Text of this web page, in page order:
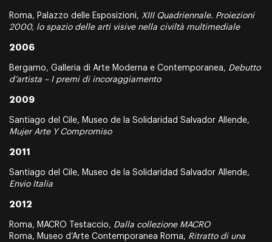
Roma, Palazzo delle Esposizioni, XIII Quadriennale. Proiezioni
2000, lo spazio delle arti visive nella civiltà multimediale
2006
Bergamo, Galleria di Arte Moderna e Contemporanea, Debutto
d’artista – I premi di incoraggiamento
2009
Santiago del Cile, Museo de la Solidaridad Salvador Allende,
Mujer Arte Y Compromiso
2011
Santiago del Cile, Museo de la Solidaridad Salvador Allende,
Envio Italia
2012
Roma, MACRO Testaccio, Dalla collezione MACRO
Roma, Museo d’Arte Contemporanea Roma, Ritratto di una